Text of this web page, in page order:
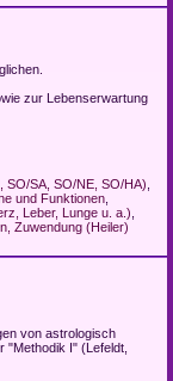
zur Lebenserwartung
SO/SA, SO/NE, SO/HA)
und Funktionen,
Leber, Lunge u. a.)
Zuwendung (Heiler)
von astrologisch
"Methodik I" (Lefeldt,